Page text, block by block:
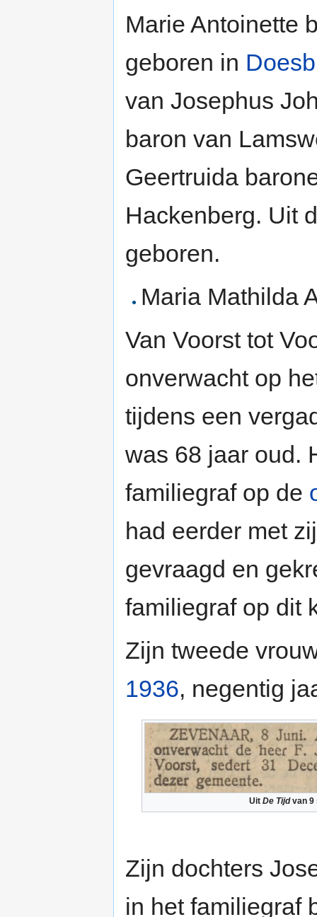
Marie Antoinette
geboren in
van Josephus
baron van
Geertruida
Hackenberg. Uit
geboren.
Maria Mathilda
Van Voorst tot
onverwacht op
tijdens een
was 68 jaar oud.
familiegraf op de
had eerder met
gevraagd en
familiegraf op dit
Zijn tweede
1936, negentig
Uit De Tijdvan 9
Zijn dochters
in het familiegraf